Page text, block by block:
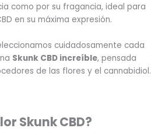
como por su fragancia, ideal para
en su máxima expresión.
cuidadosamente cada
Skunk CBD increíble, pensada
de las flores y el cannabidiol.
Skunk CBD?